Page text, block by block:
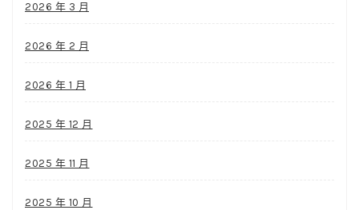
2026 年 3 月
2026 年 2 月
2026 年 1 月
2025 年 12 月
2025 年 11 月
2025 年 10 月